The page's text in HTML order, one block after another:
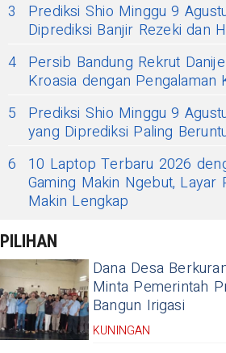
3
Prediksi Shio Minggu 9
Diprediksi Banjir Rezeki dan
4 Persib Bandung Rekrut
Kroasia dengan Pengalaman
5
Prediksi Shio Minggu 9
yang Diprediksi Paling
6
10 Laptop Terbaru 2026
Gaming Makin Ngebut, Layar
Makin Lengkap
PILIHAN
Dana Desa
Minta Pemerintah
Bangun Irigasi
KUNINGAN